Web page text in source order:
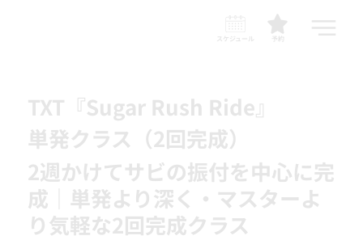
予約
スケジュール
TXT『Sugar Rush Ride』
単発クラス（2回完成）
2週かけてサビの振付を中心に完
成｜単発より深く・マスターよ
り気軽な2回完成クラス